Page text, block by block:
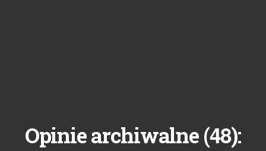
Opinie archiwalne (48):